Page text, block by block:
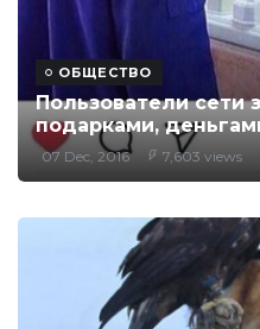
ОБЩЕСТВО
Пользователи сети
подарками,
07 Dec, 2016 7,603 views